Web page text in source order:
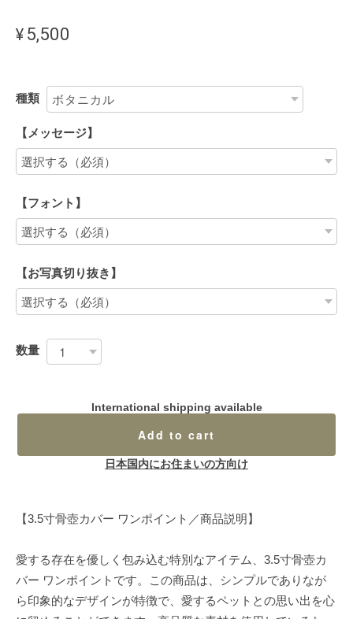
¥5,500
種類
【メッセージ】
【フォント】
【お写真切り抜き】
数量
International shipping available
Add to cart
日本国内にお住まいの方向け
【3.5寸骨壺カバー ワンポイント／商品説明】
愛する存在を優しく包み込む特別なアイテム、3.5寸骨壺カ
バー ワンポイントです。この商品は、シンプルでありなが
ら印象的なデザインが特徴で、愛するペットとの思い出を心